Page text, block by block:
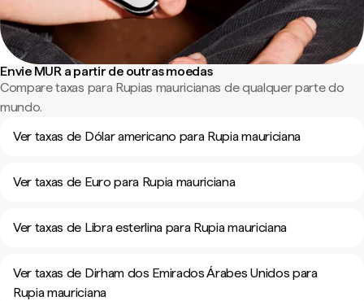
Envie MUR a partir de outras moedas
Compare taxas para Rupias mauricianas de qualquer parte do
mundo.
Ver taxas de Dólar americano para Rupia mauriciana
Ver taxas de Euro para Rupia mauriciana
Ver taxas de Libra esterlina para Rupia mauriciana
Ver taxas de Dirham dos Emirados Árabes Unidos para
Rupia mauriciana